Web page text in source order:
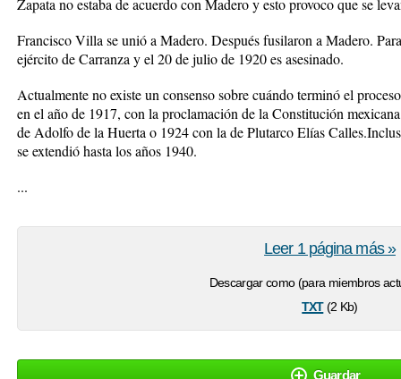
Zapata no estaba de acuerdo con Madero y esto provoco que se
Francisco Villa se unió a Madero. Después fusilaron a Madero.
ejército de Carranza y el 20 de julio de 1920 es asesinado.
Actualmente no existe un consenso sobre cuándo terminó el
en el año de 1917, con la proclamación de la Constitución
de Adolfo de la Huerta o 1924 con la de Plutarco Elías
se extendió hasta los años 1940.
...
Descargar como (para miembros
txt(2 Kb)
Leer 1 página más »
Guardar